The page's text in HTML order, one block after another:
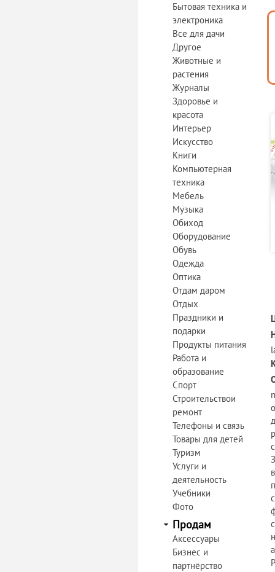
Бытовая техника и
электроника
Все для дачи
Другое
Животные и
растения
Журналы
Здоровье и
красота
Интерьер
Искусство
Книги
Компьютерная
техника
Мебель
Музыка
Обиход
Оборудование
Обувь
Одежда
Оптика
Отдам даром
Отдых
Праздники и
подарки
Продукты питания
Работа и
образование
Спорт
Строительствои
ремонт
Телефоны и связь
Товары для детей
Туризм
Услуги и
деятельность
Учебники
Фото
Продам
Аксессуары
Бизнес и
партнёрство